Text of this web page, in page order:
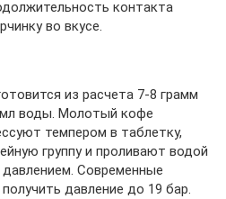
контакта
во вкусе.
из расчета 7-8 грамм
воды. Молотый кофе
темпером в таблетку,
группу и проливают водой
Современные
давление до 19 бар.